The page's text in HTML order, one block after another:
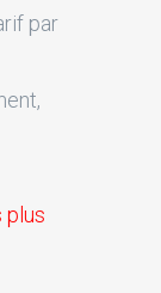
par
plus